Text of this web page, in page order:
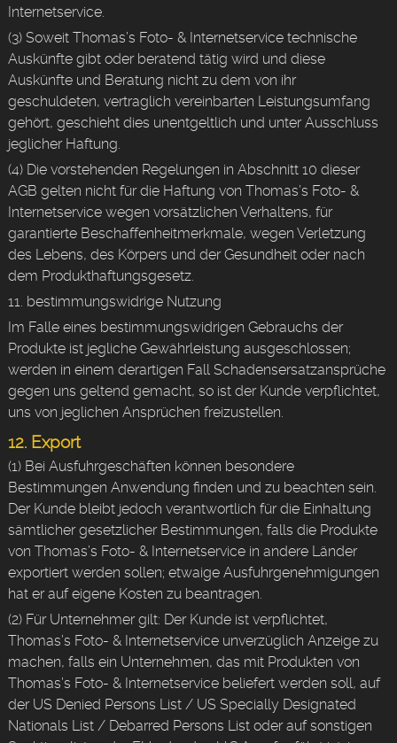
Internetservice.
(3) Soweit Thomas’s Foto- & Internetservice technische
Auskünfte gibt oder beratend tätig wird und diese
Auskünfte und Beratung nicht zu dem von ihr
geschuldeten, vertraglich vereinbarten Leistungsumfang
gehört, geschieht dies unentgeltlich und unter Ausschluss
jeglicher Haftung.
(4) Die vorstehenden Regelungen in Abschnitt 10 dieser
AGB gelten nicht für die Haftung von Thomas’s Foto- &
Internetservice wegen vorsätzlichen Verhaltens, für
garantierte Beschaffenheitmerkmale, wegen Verletzung
des Lebens, des Körpers und der Gesundheit oder nach
dem Produkthaftungsgesetz.
11. bestimmungswidrige Nutzung
Im Falle eines bestimmungswidrigen Gebrauchs der
Produkte ist jegliche Gewährleistung ausgeschlossen;
werden in einem derartigen Fall Schadensersatzansprüche
gegen uns geltend gemacht, so ist der Kunde verpflichtet,
uns von jeglichen Ansprüchen freizustellen.
12. Export
(1) Bei Ausfuhrgeschäften können besondere
Bestimmungen Anwendung finden und zu beachten sein.
Der Kunde bleibt jedoch verantwortlich für die Einhaltung
sämtlicher gesetzlicher Bestimmungen, falls die Produkte
von Thomas’s Foto- & Internetservice in andere Länder
exportiert werden sollen; etwaige Ausfuhrgenehmigungen
hat er auf eigene Kosten zu beantragen.
(2) Für Unternehmer gilt: Der Kunde ist verpflichtet,
Thomas’s Foto- & Internetservice unverzüglich Anzeige zu
machen, falls ein Unternehmen, das mit Produkten von
Thomas’s Foto- & Internetservice beliefert werden soll, auf
der US Denied Persons List / US Specially Designated
Nationals List / Debarred Persons List oder auf sonstigen